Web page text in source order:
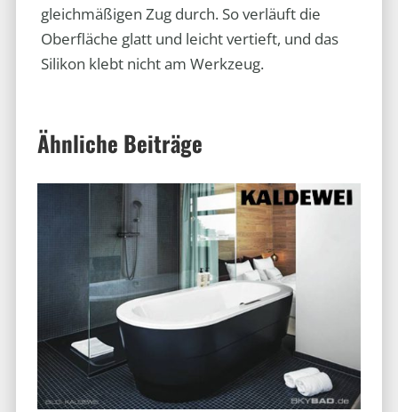
gleichmäßigen Zug durch. So verläuft die
Oberfläche glatt und leicht vertieft, und das
Silikon klebt nicht am Werkzeug.
Ähnliche Beiträge